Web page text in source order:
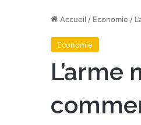
Accueil / Economie /
Economie